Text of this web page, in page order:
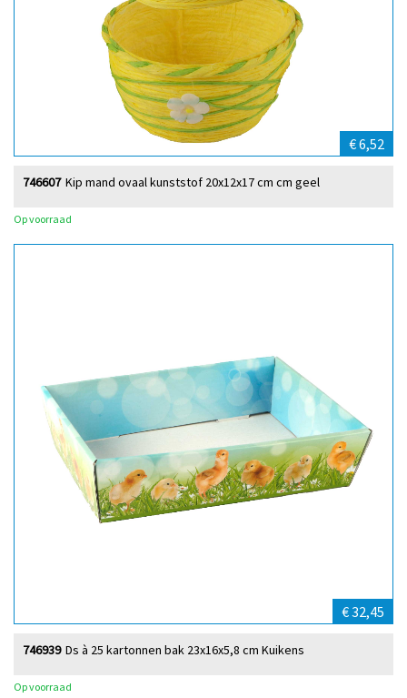
€ 6,52
Kip mand ovaal kunststof 20x12x17 cm cm geel
746607
Op voorraad
€ 32,45
Ds à 25 kartonnen bak 23x16x5,8 cm Kuikens
746939
Op voorraad